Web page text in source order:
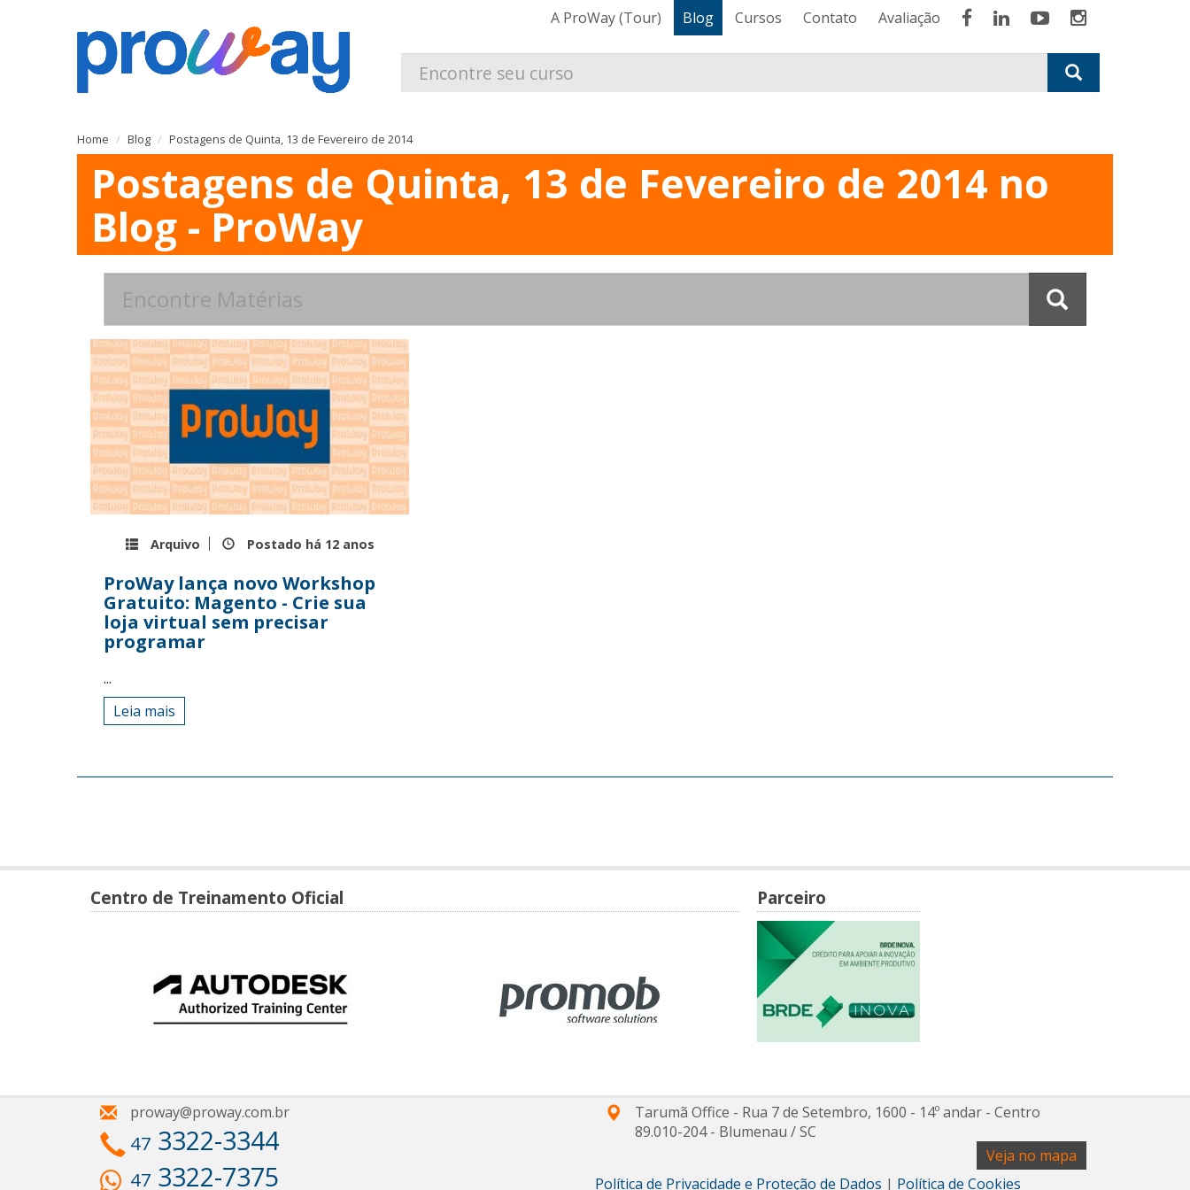
A ProWay (Tour) Blog Cursos Contato Avaliação
Home Blog Postagens de Quinta, 13 de Fevereiro de 2014
Postagens de Quinta, 13 de Fevereiro de 2014 no
Blog - ProWay
Arquivo Postado há 12 anos
ProWay lança novo Workshop
Gratuito: Magento - Crie sua
loja virtual sem precisar
programar
...
Leia mais
Centro de Treinamento Oficial Parceiro
proway@proway.com.br
47 3322-3344
47 3322-7375
Tarumã Office - Rua 7 de Setembro, 1600 - 14º andar - Centro
89.010-204- Blumenau /SC
Veja no mapa
Política de Privacidade e Proteção de Dados | Política de Cookies